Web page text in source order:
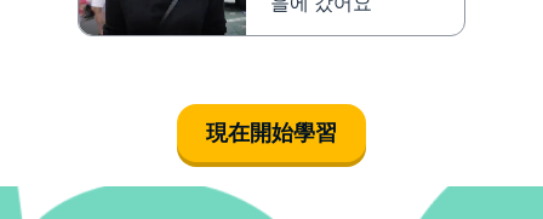
現在開始學習